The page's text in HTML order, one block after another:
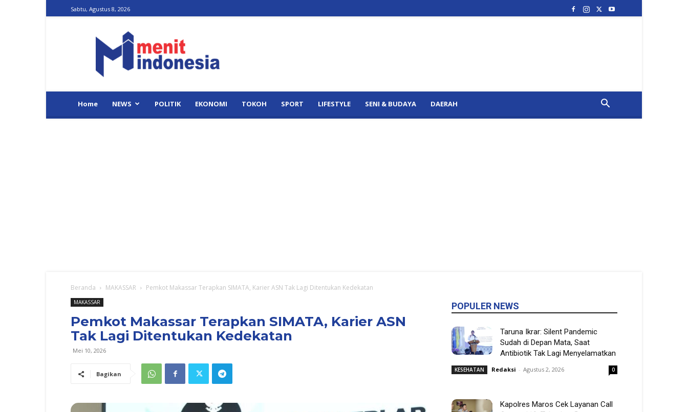
Sabtu, Agustus 8, 2026
Indonesia
Home NEWS POLITIK EKONOMI TOKOH SPORT LIFESTYLE SENI & BUDAYA DAERAH
Beranda MAKASSAR Pemkot Makassar Terapkan SIMATA, Karier ASN Tak Lagi Ditentukan Kedekatan
MAKASSAR
Pemkot Makassar Terapkan SIMATA, Karier ASN
Tak Lagi Ditentukan Kedekatan
Mei 10, 2026
Bagikan
POPULER NEWS
Taruna Ikrar: Silent Pandemic
Sudah di Depan Mata, Saat
Antibiotik Tak Lagi Menyelamatkan
KESEHATAN Redaksi - Agustus 2, 2026 0
Kapolres Maros Cek Layanan Call